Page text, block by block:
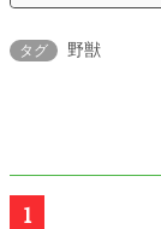
タグ 野獣
1